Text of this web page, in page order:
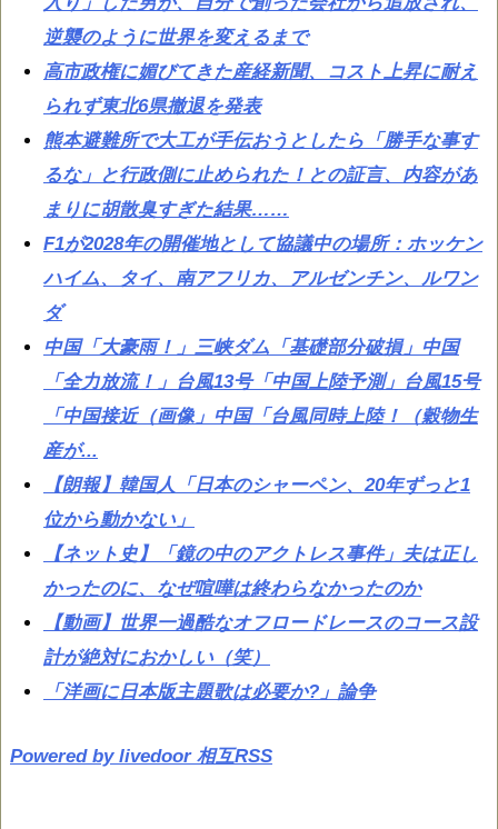
逆襲のように世界を変えるまで
高市政権に媚びてきた産経新聞、コスト上昇に耐え
られず東北6県撤退を発表
熊本避難所で大工が手伝おうとしたら「勝手な事す
るな」と行政側に止められた！との証言、内容があ
まりに胡散臭すぎた結果……
F1が2028年の開催地として協議中の場所：ホッケン
ハイム、タイ、南アフリカ、アルゼンチン、ルワン
ダ
中国「大豪雨！」三峡ダム「基礎部分破損」中国
「全力放流！」台風13号「中国上陸予測」台風15号
「中国接近（画像」中国「台風同時上陸！（穀物生
産が...
【朗報】韓国人「日本のシャーペン、20年ずっと1
位から動かない」
【ネット史】「鏡の中のアクトレス事件」夫は正し
かったのに、なぜ喧嘩は終わらなかったのか
【動画】世界一過酷なオフロードレースのコース設
計が絶対におかしい（笑）
「洋画に日本版主題歌は必要か?」論争
Powered by livedoor 相互RSS